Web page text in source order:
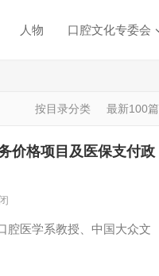
人物 口腔文化专委会
按目录分类 最新100篇
价格项目及医保支付政
腔医学系教授、中国大众文